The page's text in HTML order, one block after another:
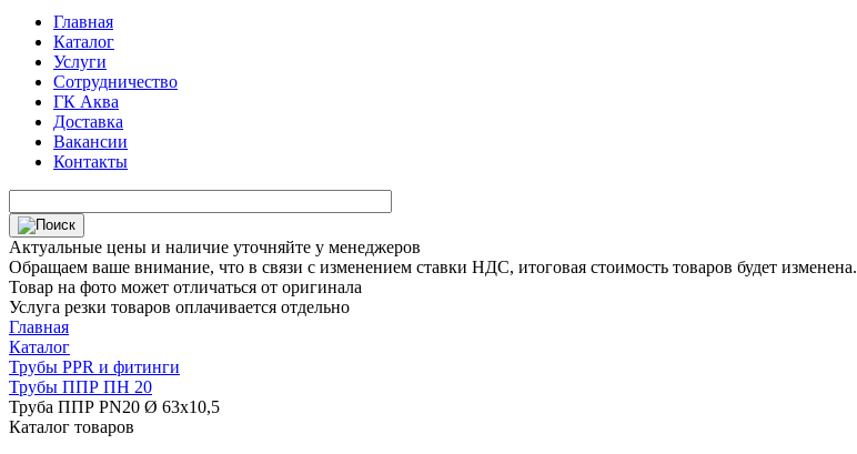
Главная
Каталог
Услуги
Сотрудничество
ГК Аква
Доставка
Вакансии
Контакты
Актуальные цены и наличие уточняйте у менеджеров
Обращаем ваше внимание, что в связи с изменением ставки НДС, итоговая стоимость товаров будет изменена.
Товар на фото может отличаться от оригинала
Услуга резки товаров оплачивается отдельно
Главная
Каталог
Трубы PPR и фитинги
Трубы ППР ПН 20
Труба ППР PN20 Ø 63х10,5
Каталог товаров